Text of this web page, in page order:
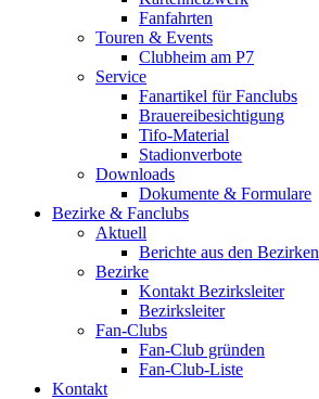
Fanfahrten
Touren & Events
Clubheim am P7
Service
Fanartikel für Fanclubs
Brauereibesichtigung
Tifo-Material
Stadionverbote
Downloads
Dokumente & Formulare
Bezirke & Fanclubs
Aktuell
Berichte aus den Bezirken
Bezirke
Kontakt Bezirksleiter
Bezirksleiter
Fan-Clubs
Fan-Club gründen
Fan-Club-Liste
Kontakt